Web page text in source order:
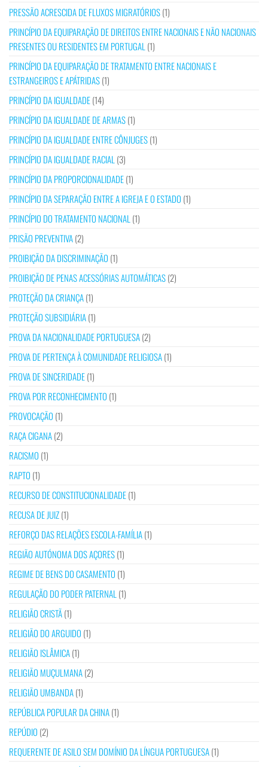
PRESSÃO ACRESCIDA DE FLUXOS MIGRATÓRIOS(1)
PRINCÍPIO DA EQUIPARAÇÃO DE DIREITOS ENTRE NACIONAIS E NÃO NACIONAIS
PRESENTES OU RESIDENTES EM PORTUGAL (1)
PRINCÍPIO DA EQUIPARAÇÃO DE TRATAMENTO ENTRE NACIONAIS E
ESTRANGEIROS E APÁTRIDAS(1)
PRINCÍPIO DA IGUALDADE(14)
PRINCÍPIO DA IGUALDADE DE ARMAS(1)
PRINCÍPIO DA IGUALDADE ENTRE CÔNJUGES(1)
PRINCÍPIO DA IGUALDADE RACIAL (3)
PRINCÍPIO DA PROPORCIONALIDADE(1)
PRINCÍPIO DA SEPARAÇÃO ENTRE A IGREJA E O ESTADO (1)
PRINCÍPIO DO TRATAMENTO NACIONAL (1)
PRISÃO PREVENTIVA(2)
PROIBIÇÃO DA DISCRIMINAÇÃO (1)
PROIBIÇÃO DE PENAS ACESSÓRIAS AUTOMÁTICAS(2)
PROTEÇÃO DA CRIANÇA(1)
PROTEÇÃO SUBSIDIÁRIA(1)
PROVA DA NACIONALIDADE PORTUGUESA(2)
PROVA DE PERTENÇA À COMUNIDADE RELIGIOSA(1)
PROVA DE SINCERIDADE(1)
PROVA POR RECONHECIMENTO (1)
PROVOCAÇÃO (1)
RAÇA CIGANA(2)
RACISMO (1)
RAPTO (1)
RECURSO DE CONSTITUCIONALIDADE(1)
RECUSA DE JUIZ(1)
REFORÇO DAS RELAÇÕES ESCOLA-FAMÍLIA(1)
REGIÃO AUTÓNOMA DOS AÇORES(1)
REGIME DE BENS DO CASAMENTO (1)
REGULAÇÃO DO PODER PATERNAL (1)
RELIGIÃO CRISTÃ(1)
RELIGIÃO DO ARGUIDO (1)
RELIGIÃO ISLÂMICA(1)
RELIGIÃO MUÇULMANA(2)
RELIGIÃO UMBANDA(1)
REPÚBLICA POPULAR DA CHINA(1)
REPÚDIO (2)
REQUERENTE DE ASILO SEM DOMÍNIO DA LÍNGUA PORTUGUESA(1)